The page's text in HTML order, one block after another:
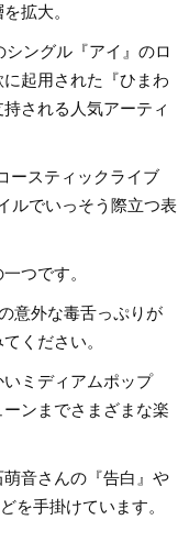
拡大。
ングル『アイ』のロ
起用された『ひまわ
される人気アーティ
ースティックライブ
ルでいっそう際立つ表
つです。
意外な毒舌っぷりが
ください。
ミディアムポップ
ンまでさまざまな楽
音さんの『告白』や
を手掛けています。